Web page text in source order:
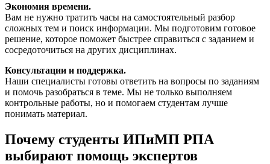
Экономия времени.
Вам не нужно тратить часы на самостоятельный разбор
сложных тем и поиск информации. Мы подготовим готовое
решение, которое поможет быстрее справиться с заданием и
сосредоточиться на других дисциплинах.
Консультации и поддержка.
Наши специалисты готовы ответить на вопросы по заданиям
и помочь разобраться в теме. Мы не только выполняем
контрольные работы, но и помогаем студентам лучше
понимать материал.
Почему студенты ИПиМП РПА
выбирают помощь экспертов